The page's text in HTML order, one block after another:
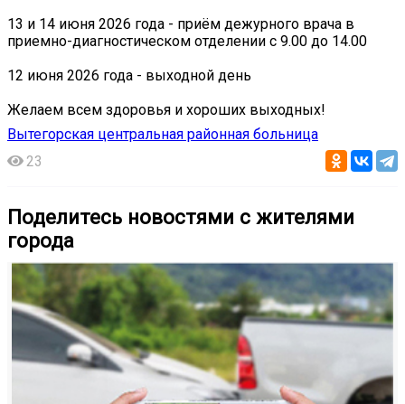
13 и 14 июня 2026 года - приём дежурного врача в
приемно-диагностическом отделении с 9.00 до 14.00
12 июня 2026 года - выходной день
Желаем всем здоровья и хороших выходных!
Вытегорская центральная районная больница
23
Поделитесь новостями с жителями
города